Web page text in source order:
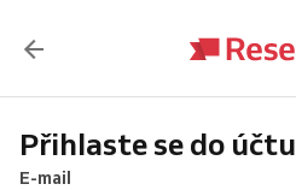
Přihlaste se do účtu
E-mail